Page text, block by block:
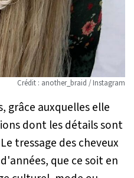
Crédit : another_braid / Instagram
grâce auxquelles elle
dont les détails sont
tressage des cheveux
que ce soit en